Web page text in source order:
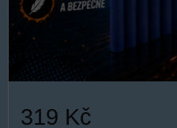
319 Kč